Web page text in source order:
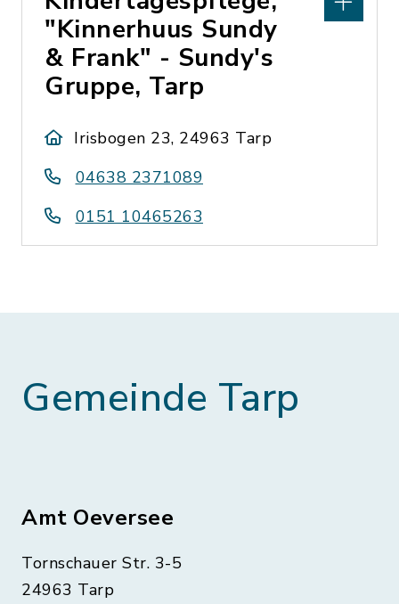
"Kinnerhuus Sundy
& Frank" - Sundy's
Gruppe, Tarp
Irisbogen 23, 24963 Tarp
04638 2371089
0151 10465263
Gemeinde Tarp
Amt Oeversee
Tornschauer Str. 3-5
24963 Tarp